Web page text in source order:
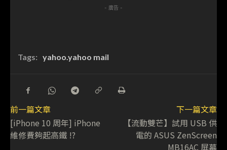
- 廣告 -
Tags: yahoo.yahoo mail
前一篇文章
[iPhone 10 周年] iPhone
維修費夠起高鐵 !?
下一篇文章
【流動雙芒】試用 USB 供
電的 ASUS ZenScreen
MB16AC 屏幕